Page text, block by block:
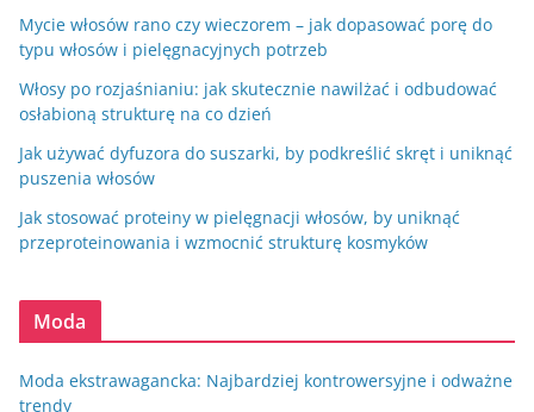
Mycie włosów rano czy wieczorem – jak dopasować porę do
typu włosów i pielęgnacyjnych potrzeb
Włosy po rozjaśnianiu: jak skutecznie nawilżać i odbudować
osłabioną strukturę na co dzień
Jak używać dyfuzora do suszarki, by podkreślić skręt i uniknąć
puszenia włosów
Jak stosować proteiny w pielęgnacji włosów, by uniknąć
przeproteinowania i wzmocnić strukturę kosmyków
Moda
Moda ekstrawagancka: Najbardziej kontrowersyjne i odważne
trendy